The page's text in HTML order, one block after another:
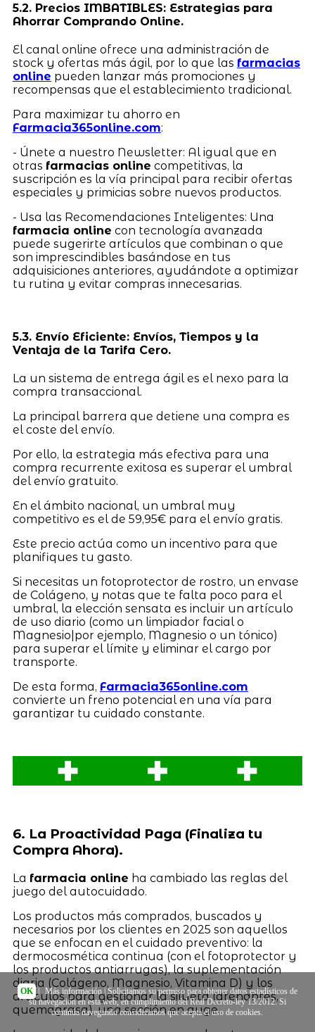
5.2. Precios IMBATIBLES: Estrategias para
Ahorrar Comprando Online.
El canal online ofrece una administración de
stock y ofertas más ágil, por lo que las farmacias
online pueden lanzar más promociones y
recompensas que el establecimiento tradicional.
Para maximizar tu ahorro en
Farmacia365online.com:
- Únete a nuestro Newsletter: Al igual que en
otras farmacias online competitivas, la
suscripción es la vía principal para recibir ofertas
especiales y primicias sobre nuevos productos.
- Usa las Recomendaciones Inteligentes: Una
farmacia online con tecnología avanzada
puede sugerirte artículos que combinan o que
son imprescindibles basándose en tus
adquisiciones anteriores, ayudándote a optimizar
tu rutina y evitar compras innecesarias.
5.3. Envío Eficiente: Envíos, Tiempos y la
Ventaja de la Tarifa Cero.
La un sistema de entrega ágil es el nexo para la
compra transaccional.
La principal barrera que detiene una compra es
el coste del envío.
Por ello, la estrategia más efectiva para una
compra recurrente exitosa es superar el umbral
del envío gratuito.
En el ámbito nacional, un umbral muy
competitivo es el de 59,95€ para el envío gratis.
Este precio actúa como un incentivo para que
planifiques tu gasto.
Si necesitas un fotoprotector de rostro, un envase
de Colágeno, y notas que te falta poco para el
umbral, la elección sensata es incluir un artículo
de uso diario (como un limpiador facial o
Magnesio|por ejemplo, Magnesio o un tónico)
para superar el límite y eliminar el cargo por
transporte.
De esta forma, Farmacia365online.com
convierte un freno potencial en una vía para
garantizar tu cuidado constante.
6. La Proactividad Paga (Finaliza tu
Compra Ahora).
La farmacia online ha cambiado las reglas del
juego del autocuidado.
Los productos más comprados, buscados y
necesarios por los clientes en 2025 son aquellos
que se enfocan en el cuidado preventivo: la
dermocosmética continua (con el fotoprotector y
los productos antiarrugas), la suplementación
diaria (Colágeno, Magnesio, Vitamina D) y los
artículos para gestionar la silueta (drenantes,
quemagrasa), una sección en auge.
OK Más información| Solicitamos su permiso para obtener datos estadísticos de
su navegación en esta web, en cumplimiento del Real Decreto-ley 13/2012. Si
continúa navegando consideramos que acepta el uso de cookies.